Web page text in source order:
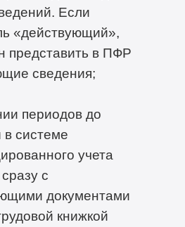
Если
«действующий»,
представить в ПФР
сведения;
периодов до
в системе
учета
с
документами
книжкой